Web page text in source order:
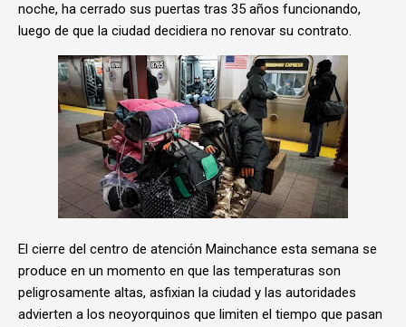
noche, ha cerrado sus puertas tras 35 años funcionando,
luego de que la ciudad decidiera no renovar su contrato.
El cierre del centro de atención Mainchance esta semana se
produce en un momento en que las temperaturas son
peligrosamente altas, asfixian la ciudad y las autoridades
advierten a los neoyorquinos que limiten el tiempo que pasan